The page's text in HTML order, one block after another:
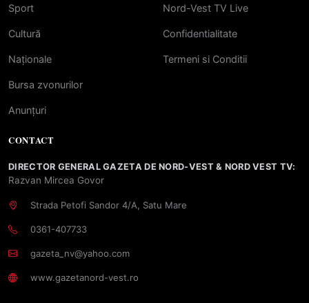
Sport
Cultură
Naționale
Bursa zvonurilor
Anunțuri
Nord-Vest TV Live
Confidentialitate
Termeni si Conditii
CONTACT
DIRECTOR GENERAL GAZETA DE NORD-VEST & NORD VEST TV:
Razvan Mircea Govor
Strada Petofi Sandor 4/A, Satu Mare
0361-407733
gazeta_nv@yahoo.com
www.gazetanord-vest.ro